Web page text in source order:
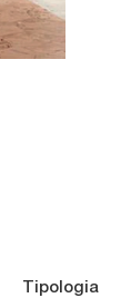
Tipologia